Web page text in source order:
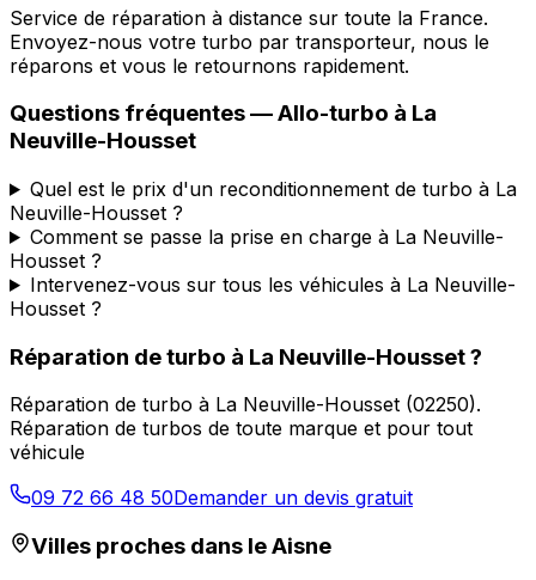
Service de réparation à distance sur toute la France.
Envoyez-nous votre turbo par transporteur, nous le
réparons et vous le retournons rapidement.
Questions fréquentes —Allo-turbo à La
Neuville-Housset
Quel est le prix d'un reconditionnement de turbo à La
Neuville-Housset ?
Comment se passe la prise en charge à La Neuville-
Housset ?
Intervenez-vous sur tous les véhicules à La Neuville-
Housset ?
Réparation de turbo à La Neuville-Housset?
Réparation de turbo à La Neuville-Housset (02250).
Réparation de turbos de toute marque et pour tout
véhicule
09 72 66 48 50Demander un devis gratuit
Villes proches dans leAisne